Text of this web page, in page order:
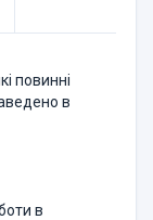
повинні
в
в